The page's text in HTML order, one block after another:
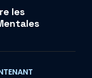
les